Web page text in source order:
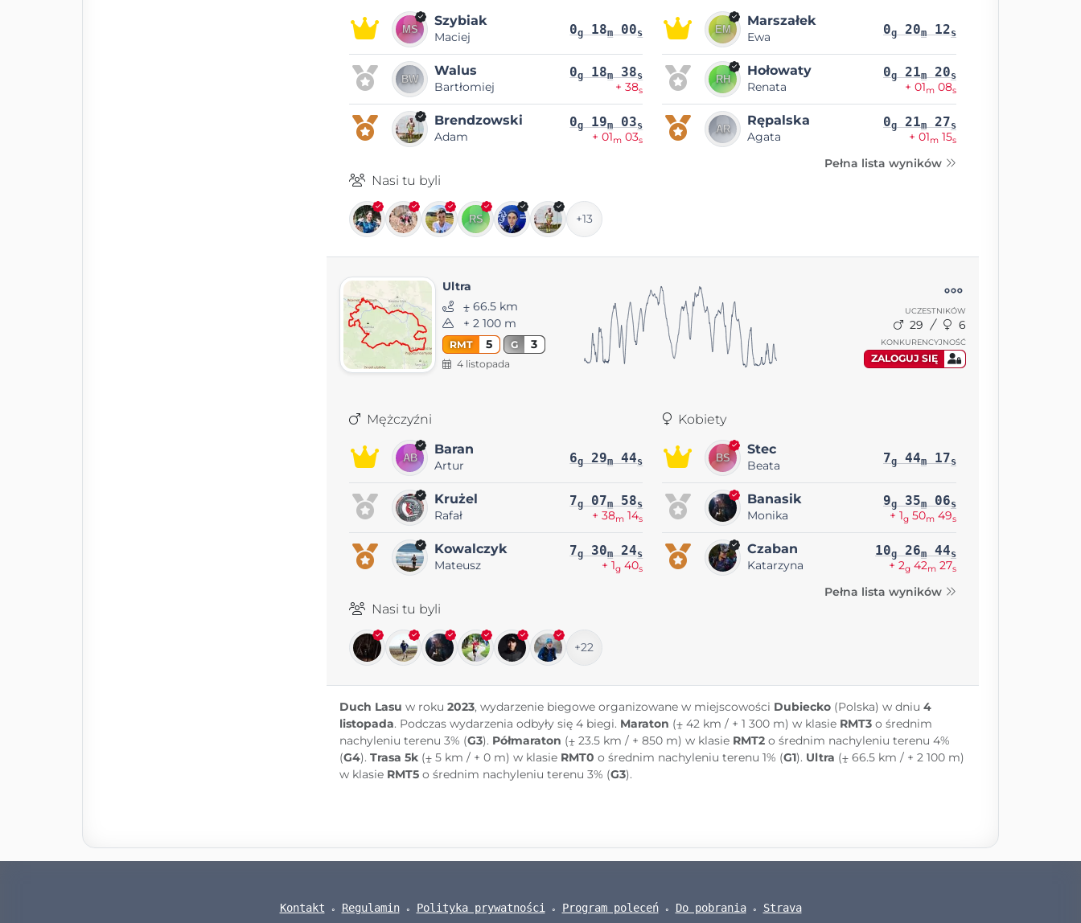
Szybiak
Maciej 0g 18m 00s
Walus
Bartłomiej
0g 18m 38s
+ 38s
Brendzowski
Adam
0g 19m 03s
+ 01m 03s
Marszałek
Ewa 0g 20m 12s
Hołowaty
Renata
0g 21m 20s
+ 01m 08s
Rępalska
Agata
0g 21m 27s
+ 01m 15s
Pełna lista wyników
Nasi tu byli
+13
Ultra
⨦ 66.5 km
+ 2 100 m
RMT 5 G 3
4 listopada
UCZESTNIKÓW
29 6
KONKURENCYJNOŚĆ
ZALOGUJ SIĘ
Mężczyźni
Baran
Artur 6g 29m 44s
Krużel
Rafał
7g 07m 58s
+ 38m 14s
Kowalczyk
Mateusz
7g 30m 24s
+ 1g 40s
Kobiety
Stec
Beata 7g 44m 17s
Banasik
Monika
9g 35m 06s
+ 1g 50m 49s
Czaban
Katarzyna
10g 26m 44s
+ 2g 42m 27s
Pełna lista wyników
Nasi tu byli
+22
Duch Lasu w roku 2023, wydarzenie biegowe organizowane w miejscowości Dubiecko(Polska) w dniu 4
listopada. Podczas wydarzenia odbyły się 4 biegi. Maraton (⨦ 42 km / + 1 300 m) w klasie RMT3o średnim
nachyleniu terenu 3% (G3). Półmaraton (⨦ 23.5 km / + 850 m) w klasie RMT2o średnim nachyleniu terenu 4%
(G4). Trasa 5k(⨦ 5 km / + 0 m) w klasie RMT0 o średnim nachyleniu terenu 1% (G1). Ultra (⨦ 66.5 km / + 2 100 m)
w klasie RMT5o średnim nachyleniu terenu 3% (G3).
Kontakt Regulamin Polityka prywatności Program poleceń Do pobrania Strava